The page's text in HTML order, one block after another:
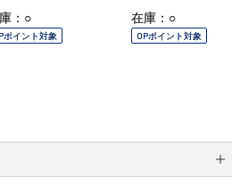
：○
ポイント対象
在庫：○
OPポイント対象